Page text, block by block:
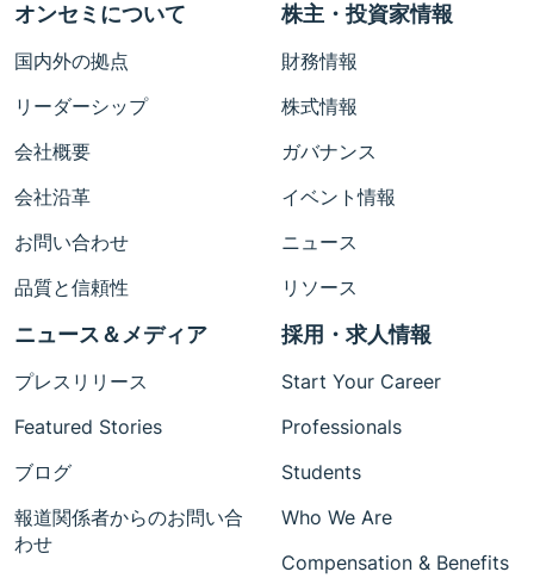
オンセミについて
国内外の拠点
リーダーシップ
会社概要
会社沿革
お問い合わせ
品質と信頼性
株主・投資家情報
財務情報
株式情報
ガバナンス
イベント情報
ニュース
リソース
ニュース＆メディア
プレスリリース
Featured Stories
ブログ
報道関係者からのお問い合
わせ
採用・求人情報
Start Your Career
Professionals
Students
Who We Are
Compensation & Benefits